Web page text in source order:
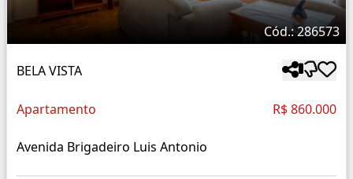
Cód.: 286573
BELA VISTA
Apartamento R$ 860.000
Avenida Brigadeiro Luis Antonio